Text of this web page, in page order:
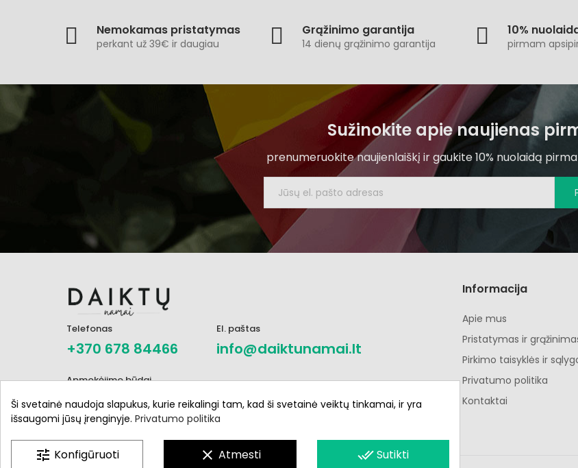
Nemokamas pristatymas
perkant už 39€ ir daugiau
Grąžinimo garantija
14 dienų grąžinimo garantija
10%
pirmam
Sužinokite apie naujienas
prenumeruokite naujienlaiškį ir gaukite 10% nuolaidą
Telefonas
+370 678 84466
El. paštas
info@daiktunamai.lt
Apmokėjimo būdai
Informacija
Apie mus
Pristatymas ir
Pirkimo taisyklės ir
Privatumo politika
Kontaktai
Ši svetainė naudoja slapukus, kurie reikalingi tam, kad ši svetainė veiktų tinkamai, ir yra
išsaugomi jūsų įrenginyje. Privatumo politika
tune Konfigūruoti clear Atmesti done_allSutikti